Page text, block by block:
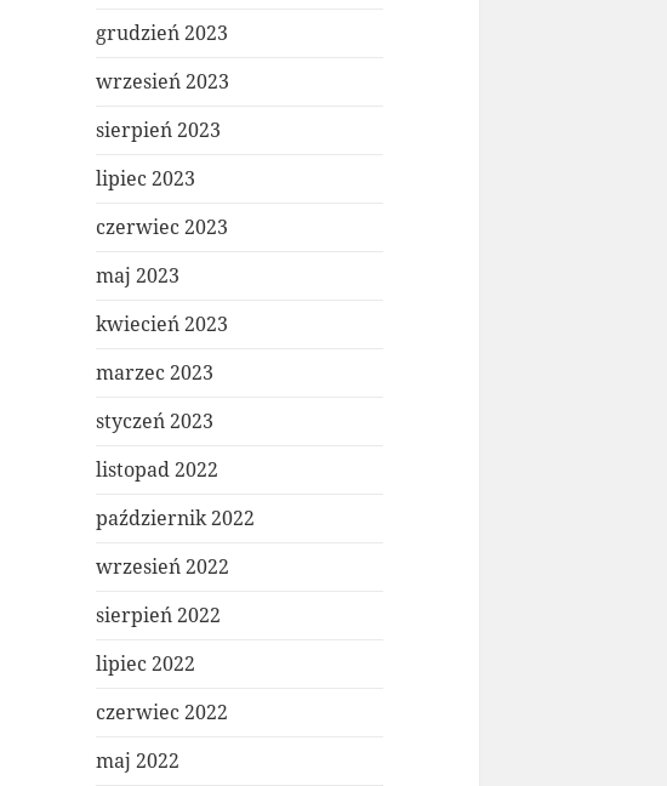
grudzień 2023
wrzesień 2023
sierpień 2023
lipiec 2023
czerwiec 2023
maj 2023
kwiecień 2023
marzec 2023
styczeń 2023
listopad 2022
październik 2022
wrzesień 2022
sierpień 2022
lipiec 2022
czerwiec 2022
maj 2022